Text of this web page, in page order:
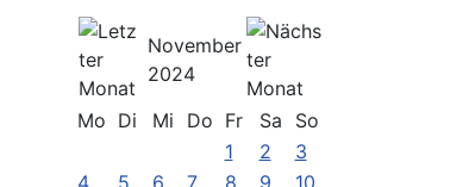
November
2024
Mo Di Mi Do Fr Sa
So
1
2
3
4
5 6 7 8 9
10